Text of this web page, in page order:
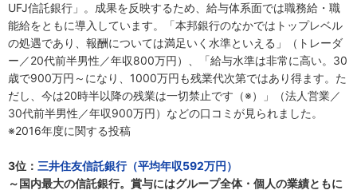
UFJ信託銀行」。成果を反映するため、給与体系面では職務給・職
能給をともに導入しています。「本邦銀行のなかではトップレベル
の処遇であり、報酬については満足いく水準といえる」（トレーダ
ー／20代前半男性／年収800万円）、「給与水準は非常に高い。30
歳で900万円～になり、1000万円も残業代次第ではあり得ます。た
だし、今は20時半以降の残業は一切禁止です（※）」（法人営業／
30代前半男性／年収900万円）などの口コミが見られました。
※2016年度に関する投稿
3位： 三井住友信託銀行（平均年収592万円）
～国内最大の信託銀行。賞与にはグループ全体・個人の業績ともに